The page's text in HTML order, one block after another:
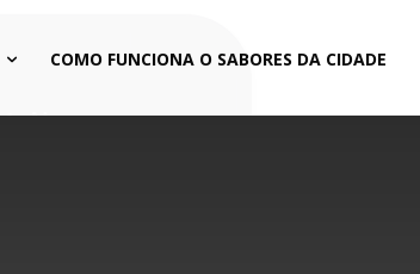
COMO FUNCIONA O SABORES DA CIDADE